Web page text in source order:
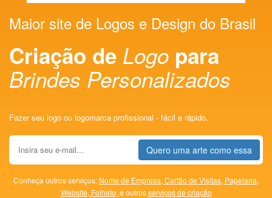
Maior site de Logos e Design do Brasil
Criação de Logo para
Brindes Personalizados
Fazer seu logo ou logomarca profissional - fácil e rápido.
Quero uma arte como essa
Conheça outros serviços: Nome de Empresa, Cartão de Visitas, Papelaria,
Website, Folheto, e outrosserviços de criação